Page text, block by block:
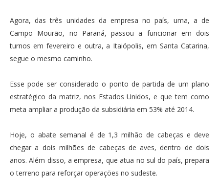
Agora, das três unidades da empresa no país, uma, a de
Campo Mourão, no Paraná, passou a funcionar em dois
turnos em fevereiro e outra, a Itaiópolis, em Santa Catarina,
segue o mesmo caminho.
Esse pode ser considerado o ponto de partida de um plano
estratégico da matriz, nos Estados Unidos, e que tem como
meta ampliar a produção da subsidiária em 53% até 2014.
Hoje, o abate semanal é de 1,3 milhão de cabeças e deve
chegar a dois milhões de cabeças de aves, dentro de dois
anos. Além disso, a empresa, que atua no sul do país, prepara
o terreno para reforçar operações no sudeste.